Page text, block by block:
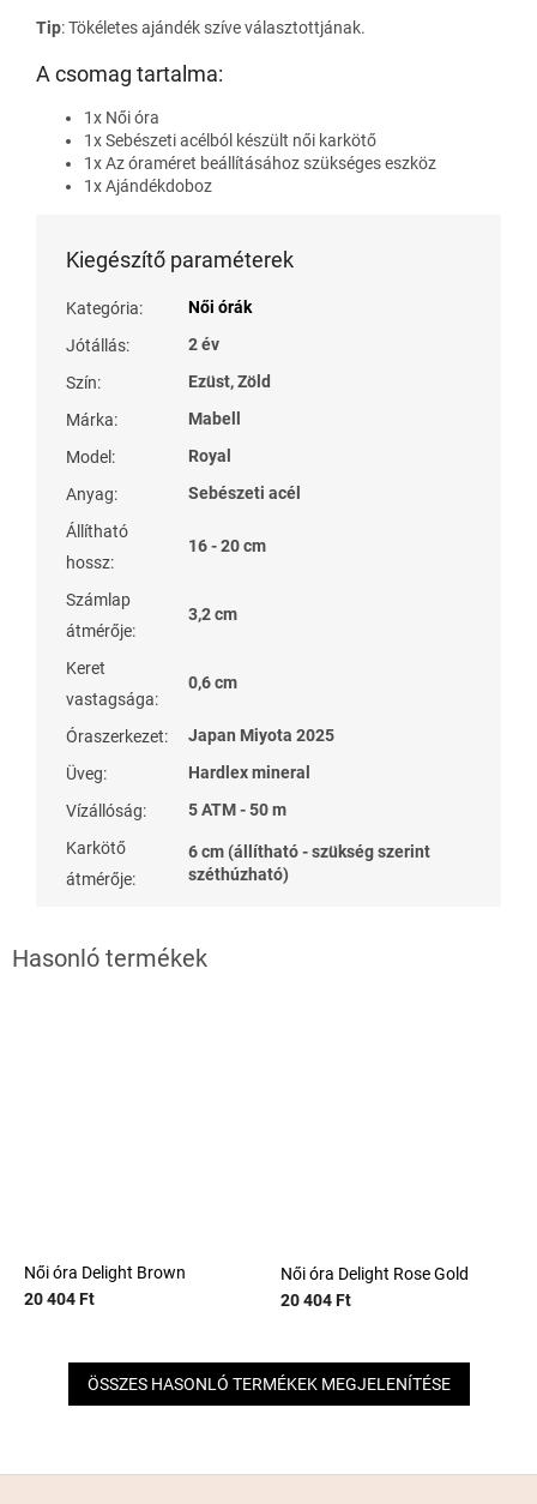
Tip:Tökéletes ajándék szíve választottjának.
A csomag tartalma:
1x Női óra
1xSebészeti acélból készült női karkötő
1xAz óraméret beállításához szükséges eszköz
1xAjándékdoboz
Kiegészítő paraméterek
Kategória:
Női órák
Jótállás:
2 év
Szín:
Ezüst, Zöld
Márka:
Mabell
Model :
Royal
Anyag:
Sebészeti acél
Állítható
hossz:
16 - 20 cm
Számlap
átmérője:
3,2 cm
Keret
vastagsága:
0,6 cm
Óraszerkezet:
Japan Miyota 2025
Üveg:
Hardlex mineral
Vízállóság:
5 ATM - 50 m
Karkötő
átmérője:
6 cm (állítható - szükség szerint
széthúzható)
Női óra Delight Brown
20 404 Ft
Női óra Delight Rose Gold
20 404 Ft
ÖSSZES HASONLÓ TERMÉKEK MEGJELENÍTÉSE